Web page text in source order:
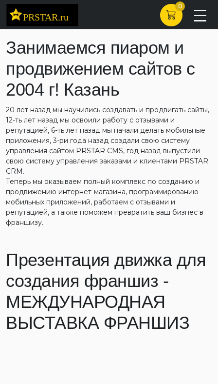
0
Занимаемся пиаром и
продвижением сайтов с
2004 г! Казань
20 лет назад мы научились создавать и продвигать сайты,
12-ть лет назад мы освоили работу с отзывами и
репутацией, 6-ть лет назад мы начали делать мобильные
приложения, 3-ри года назад создали свою систему
управления сайтом PRSTAR CMS, год назад выпустили
свою систему управления заказами и клиентами PRSTAR
CRM.
Теперь мы оказываем полный комплекс по созданию и
продвижению интернет-магазина, программированию
мобильных приложений, работаем с отзывами и
репутацией, а также поможем превратить ваш бизнес в
франшизу.
Презентация движка для
создания франшиз -
МЕЖДУНАРОДНАЯ
ВЫСТАВКА ФРАНШИЗ